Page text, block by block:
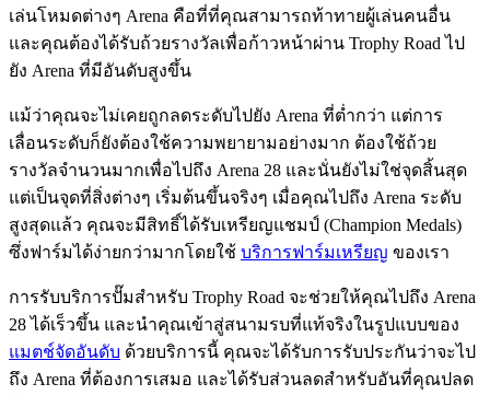
เล่นโหมดต่างๆ Arena คือที่ที่คุณสามารถท้าทายผู้เล่นคนอื่น
และคุณต้องได้รับถ้วยรางวัลเพื่อก้าวหน้าผ่าน Trophy Road ไป
ยัง Arena ที่มีอันดับสูงขึ้น
แม้ว่าคุณจะไม่เคยถูกลดระดับไปยัง Arena ที่ต่ำกว่า แต่การ
เลื่อนระดับก็ยังต้องใช้ความพยายามอย่างมาก ต้องใช้ถ้วย
รางวัลจำนวนมากเพื่อไปถึง Arena 28 และนั่นยังไม่ใช่จุดสิ้นสุด
แต่เป็นจุดที่สิ่งต่างๆ เริ่มต้นขึ้นจริงๆ เมื่อคุณไปถึง Arena ระดับ
สูงสุดแล้ว คุณจะมีสิทธิ์ได้รับเหรียญแชมป์ (Champion Medals)
ซึ่งฟาร์มได้ง่ายกว่ามากโดยใช้ บริการฟาร์มเหรียญ ของเรา
การรับบริการปั๊มสำหรับ Trophy Road จะช่วยให้คุณไปถึง Arena
28 ได้เร็วขึ้น และนำคุณเข้าสู่สนามรบที่แท้จริงในรูปแบบของ
แมตช์จัดอันดับ ด้วยบริการนี้ คุณจะได้รับการรับประกันว่าจะไป
ถึง Arena ที่ต้องการเสมอ และได้รับส่วนลดสำหรับอันที่คุณปลด